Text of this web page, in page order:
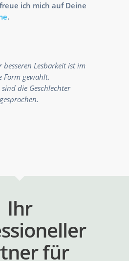
ich mich auf Deine
.
Lesbarkeit ist im
Form gewählt.
die Geschlechter
Ihr
für